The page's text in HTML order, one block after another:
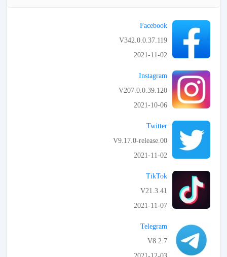
Facebook
V342.0.0.37.119
2021-11-02
Instagram
V207.0.0.39.120
2021-10-06
Twitter
V9.17.0-release.00
2021-11-02
TikTok
V21.3.41
2021-11-07
Telegram
V8.2.7
2021-12-03